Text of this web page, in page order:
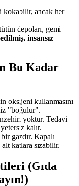
kokabilir, ancak her
depoları, gemi
insansız
Bu Kadar
oksijeni kullanmasını
"boğulur".
yoktur. Tedavi
kalır.
gazdır. Kapalı
katlara sızabilir.
(Gıda